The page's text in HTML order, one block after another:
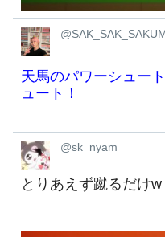
天馬のパワーシュー
ュート！
@sk_nyam
とりあえず蹴るだけw